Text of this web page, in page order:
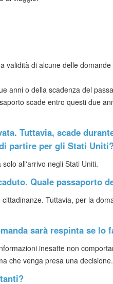
validità di alcune delle
anni o della scadenza del
scade entro questi due
Tuttavia, scade
partire per gli Stati
all'arrivo negli Stati Uniti.
Quale passaporto
Tuttavia, per la
sarà respinta se lo
inesatte non
che venga presa una decisione.